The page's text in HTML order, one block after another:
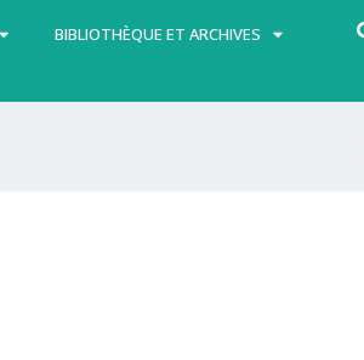
BIBLIOTHÈQUE ET ARCHIVES